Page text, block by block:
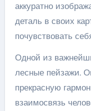
аккуратно
деталь в своих
почувствовать
Одной из
лесные пейзажи.
прекрасную
взаимосвязь